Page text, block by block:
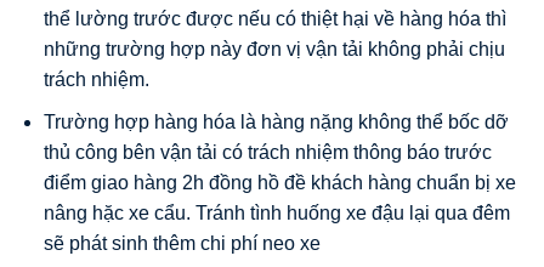
thể lường trước được nếu có thiệt hại về hàng hóa thì
những trường hợp này đơn vị vận tải không phải chịu
trách nhiệm.
Trường hợp hàng hóa là hàng nặng không thể bốc dỡ
thủ công bên vận tải có trách nhiệm thông báo trước
điểm giao hàng 2h đồng hồ đề khách hàng chuẩn bị xe
nâng hặc xe cẩu. Tránh tình huống xe đậu lại qua đêm
sẽ phát sinh thêm chi phí neo xe